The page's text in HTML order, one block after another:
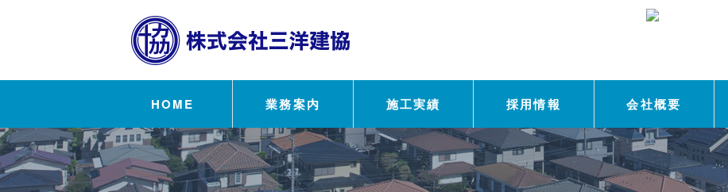
HOME 業務案内 施工実績 採用情報 会社概要